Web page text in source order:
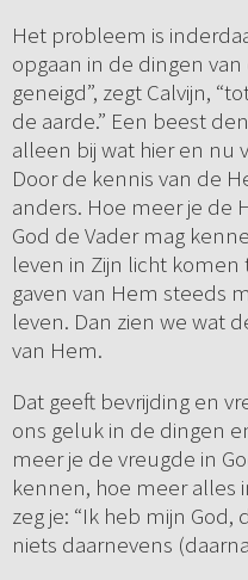
Het probleem is
opgaan in de dingen van
geneigd”, zegt Calvijn,
de aarde.” Een beest
alleen bij wat hier en nu
Door de kennis van de
anders. Hoe meer je de
God de Vader mag
leven in Zijn licht komen
gaven van Hem steeds
leven. Dan zien we wat
van Hem.
Dat geeft bevrijding en
ons geluk in de dingen
meer je de vreugde in
kennen, hoe meer alles
zeg je: “Ik heb mijn God,
niets daarnevens